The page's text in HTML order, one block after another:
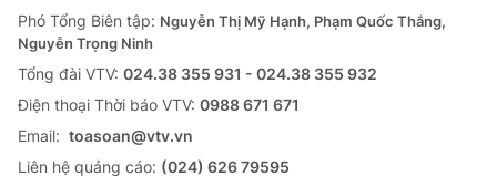
Phó Tổng Biên tập: Nguyễn Thị Mỹ Hạnh, Phạm Quốc Thắng,
Nguyễn Trọng Ninh
Tổng đài VTV: 024.38 355 931 - 024.38 355 932
Ðiện thoại Thời báo VTV: 0988 671 671
Email: toasoan@vtv.vn
Liên hệ quảng cáo: (024) 626 79595